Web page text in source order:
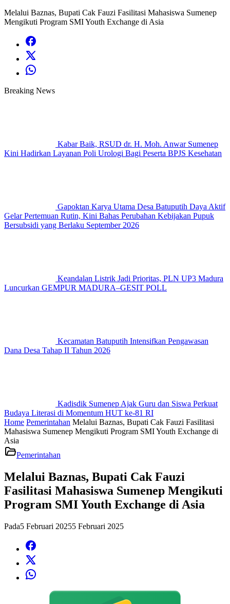
Melalui Baznas, Bupati Cak Fauzi Fasilitasi Mahasiswa Sumenep
Mengikuti Program SMI Youth Exchange di Asia
Breaking News
Kabar Baik, RSUD dr. H. Moh. Anwar Sumenep
Kini Hadirkan Layanan Poli Urologi Bagi Peserta BPJS Kesehatan
Gapoktan Karya Utama Desa Batuputih Daya Aktif
Gelar Pertemuan Rutin, Kini Bahas Perubahan Kebijakan Pupuk
Bersubsidi yang Berlaku September 2026
Keandalan Listrik Jadi Prioritas, PLN UP3 Madura
Luncurkan GEMPUR MADURA–GESIT POLL
Kecamatan Batuputih Intensifkan Pengawasan
Dana Desa Tahap II Tahun 2026
Kadisdik Sumenep Ajak Guru dan Siswa Perkuat
Budaya Literasi di Momentum HUT ke-81 RI
Home Pemerintahan Melalui Baznas, Bupati Cak Fauzi Fasilitasi
Mahasiswa Sumenep Mengikuti Program SMI Youth Exchange di
Asia
Pemerintahan
Melalui Baznas, Bupati Cak Fauzi
Fasilitasi Mahasiswa Sumenep Mengikuti
Program SMI Youth Exchange di Asia
Pada5 Februari 20255 Februari 2025